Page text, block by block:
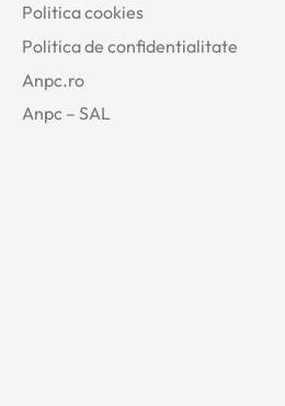
Politica cookies
Politica de confidentialitate
Anpc.ro
Anpc – SAL